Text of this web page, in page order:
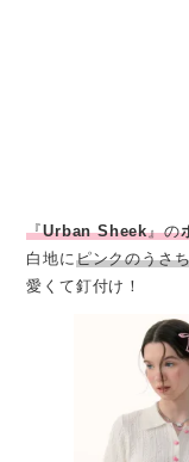
『Urban Sheek』の
白地に ピンクのうさ
愛くて釘付け！